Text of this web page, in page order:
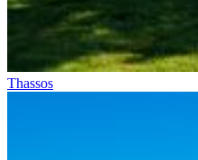
Thassos